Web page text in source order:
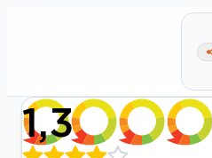
1,3